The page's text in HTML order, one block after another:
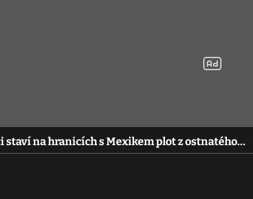
staví na hranicích s Mexikem plot z ostnatého…